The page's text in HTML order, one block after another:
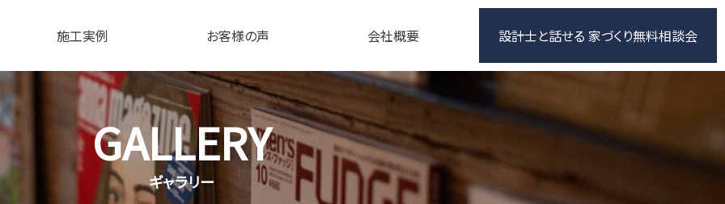
施工実例 お客様の声 会社概要 設計士と話せる 家づくり無料相談会
GALLERY
ギャラリー